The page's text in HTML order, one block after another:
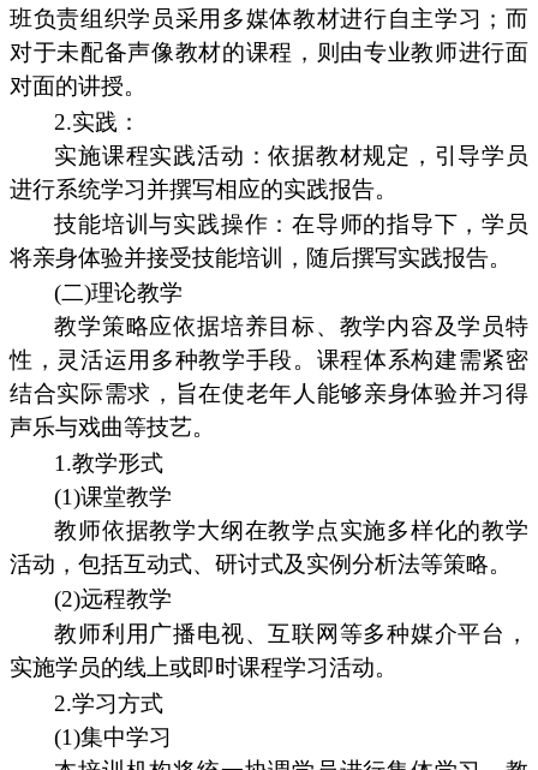
班负责组织学员采用多媒体教材进行自主学习；而
对于未配备声像教材的课程，则由专业教师进行面
对面的讲授。
2.实践：
实施课程实践活动：依据教材规定，引导学员
进行系统学习并撰写相应的实践报告。
技能培训与实践操作：在导师的指导下，学员
将亲身体验并接受技能培训，随后撰写实践报告。
(二)理论教学
教学策略应依据培养目标、教学内容及学员特
性，灵活运用多种教学手段。课程体系构建需紧密
结合实际需求，旨在使老年人能够亲身体验并习得
声乐与戏曲等技艺。
1.教学形式
(1)课堂教学
教师依据教学大纲在教学点实施多样化的教学
活动，包括互动式、研讨式及实例分析法等策略。
(2)远程教学
教师利用广播电视、互联网等多种媒介平台，
实施学员的线上或即时课程学习活动。
2.学习方式
(1)集中学习